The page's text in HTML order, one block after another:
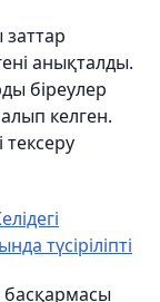
анықталды.
біреулер
келген.
тексеру
түсіріліпті